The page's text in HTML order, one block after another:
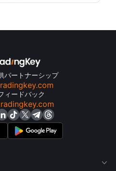
パートナーシップ
ィードバック
